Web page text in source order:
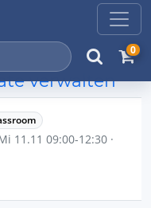
0
verwalten
11.11 09:00-12:30 ·